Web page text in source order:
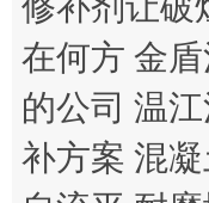
在何方 金
的公司 温
补方案 混